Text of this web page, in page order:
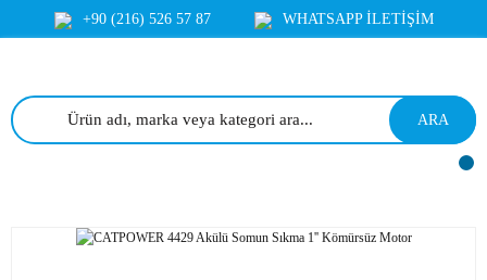
+90 (216) 526 57 87 WHATSAPP İLETİŞİM
ARA